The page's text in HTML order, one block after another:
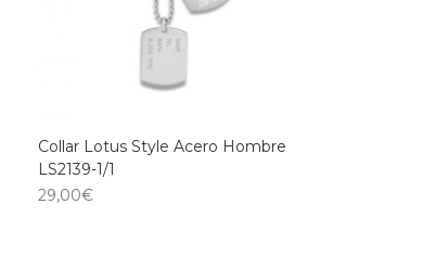
Collar Lotus Style Acero Hombre
LS2139-1/1
29,00€